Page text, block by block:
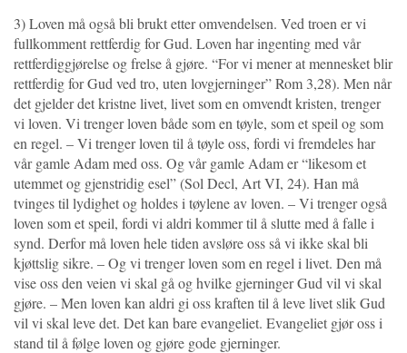
3) Loven må også bli brukt etter omvendelsen. Ved troen er vi
fullkomment rettferdig for Gud. Loven har ingenting med vår
rettferdiggjørelse og frelse å gjøre. “For vi mener at mennesket blir
rettferdig for Gud ved tro, uten lovgjerninger” Rom 3,28). Men når
det gjelder det kristne livet, livet som en omvendt kristen, trenger
vi loven. Vi trenger loven både som en tøyle, som et speil og som
en regel. – Vi trenger loven til å tøyle oss, fordi vi fremdeles har
vår gamle Adam med oss. Og vår gamle Adam er “likesom et
utemmet og gjenstridig esel” (Sol Decl, Art VI, 24). Han må
tvinges til lydighet og holdes i tøylene av loven. – Vi trenger også
loven som et speil, fordi vi aldri kommer til å slutte med å falle i
synd. Derfor må loven hele tiden avsløre oss så vi ikke skal bli
kjøttslig sikre. – Og vi trenger loven som en regel i livet. Den må
vise oss den veien vi skal gå og hvilke gjerninger Gud vil vi skal
gjøre. – Men loven kan aldri gi oss kraften til å leve livet slik Gud
vil vi skal leve det. Det kan bare evangeliet. Evangeliet gjør oss i
stand til å følge loven og gjøre gode gjerninger.